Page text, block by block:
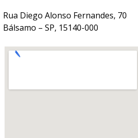
Rua Diego Alonso Fernandes, 70
Bálsamo – SP, 15140-000